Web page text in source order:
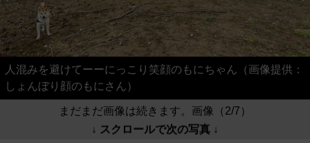
人混みを避けてーーにっこり笑顔のもにちゃん（画像提供：
しょんぼり顔のもにさん）
まだまだ画像は続きます。画像（2/7）
↓ スクロールで次の写真 ↓